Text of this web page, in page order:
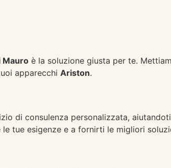
Mauro è la soluzione giusta per te.
apparecchi Ariston.
di consulenza personalizzata,
tue esigenze e a fornirti le migliori